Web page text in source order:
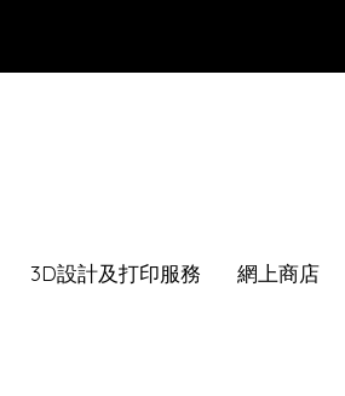
3D設計及打印服務 網上商店